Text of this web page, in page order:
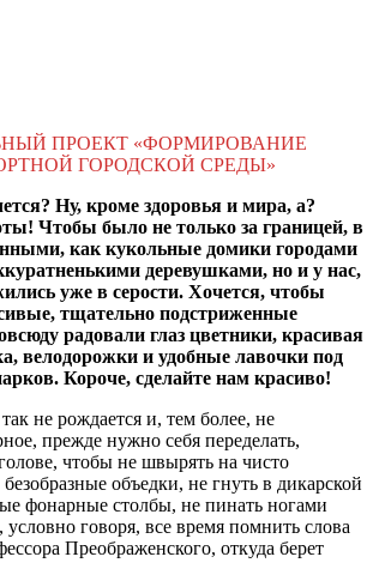
ПРОЕКТ «ФОРМИРОВАНИЕ
ГОРОДСКОЙ СРЕДЫ»
Ну, кроме здоровья и мира, а?
Чтобы было не только за границей, в
как кукольные домики городами
деревушками, но и у нас,
уже в серости. Хочется, чтобы
тщательно подстриженные
радовали глаз цветники, красивая
велодорожки и удобные лавочки под
Короче, сделайте нам красиво!
не рождается и, тем более, не
прежде нужно себя переделать,
чтобы не швырять на чисто
объедки, не гнуть в дикарской
фонарные столбы, не пинать ногами
говоря, все время помнить слова
Преображенского, откуда берет